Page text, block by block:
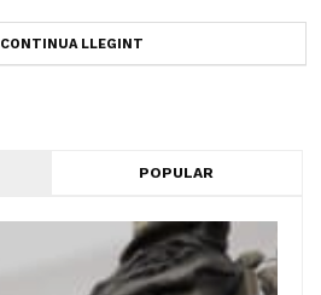
CONTINUA LLEGINT
POPULAR